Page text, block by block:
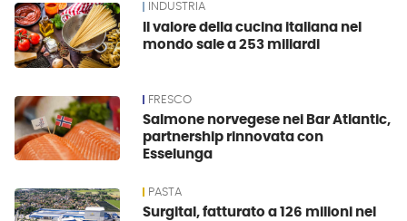
News INDUSTRIA
Il valore della cucina italiana nel
mondo sale a 253 miliardi
FRESCO
Salmone norvegese nei Bar Atlantic,
partnership rinnovata con
Esselunga
PASTA
Surgital, fatturato a 126 milioni nel